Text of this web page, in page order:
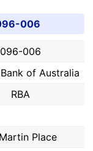
006
096-006
of Australia
RBA
Place